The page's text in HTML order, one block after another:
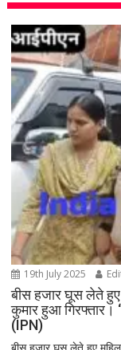
19th July 2025
बीस हजार घूस लेते हुए
कुमार हुआ गिरफ्तार।
(IPN)
बीस हजार घूस लेते हुए